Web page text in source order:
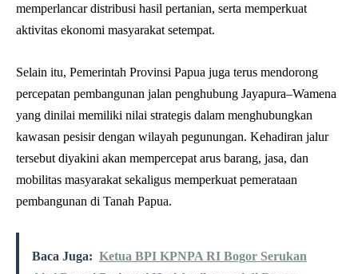
memperlancar distribusi hasil pertanian, serta memperkuat
aktivitas ekonomi masyarakat setempat.
Selain itu, Pemerintah Provinsi Papua juga terus mendorong
percepatan pembangunan jalan penghubung Jayapura–Wamena
yang dinilai memiliki nilai strategis dalam menghubungkan
kawasan pesisir dengan wilayah pegunungan. Kehadiran jalur
tersebut diyakini akan mempercepat arus barang, jasa, dan
mobilitas masyarakat sekaligus memperkuat pemerataan
pembangunan di Tanah Papua.
Baca Juga: Ketua BPI KPNPA RI Bogor Serukan